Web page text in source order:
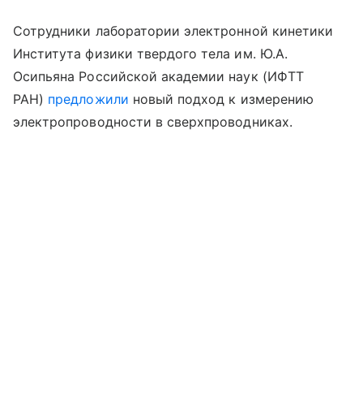
Сотрудники лаборатории электронной кинетики
Института физики твердого тела им. Ю.А.
Осипьяна Российской академии наук (ИФТТ
РАН) предложили новый подход к измерению
электропроводности в сверхпроводниках.